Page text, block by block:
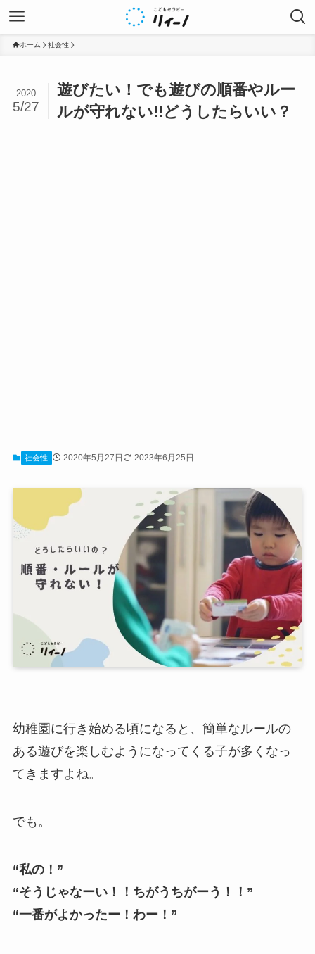
ホーム 社会性
遊びたい！でも遊びの順番やルー
ルが守れない!!どうしたらいい？
2020
5/27
社会性 2020年5月27日 2023年6月25日
幼稚園に行き始める頃になると、簡単なルールの
ある遊びを楽しむようになってくる子が多くなっ
てきますよね。
でも。
“私の！”
“そうじゃなーい！！ちがうちがーう！！”
“一番がよかったー！わー！”